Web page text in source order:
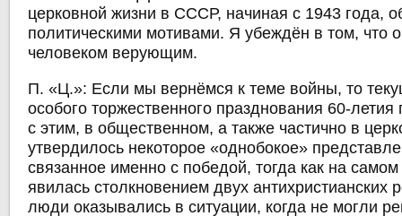
церковной жизни в СССР, начиная с 1943 года,
политическими мотивами. Я убеждён в том, что
человеком верующим.
П. «Ц.»: Если мы вернёмся к теме войны, то
особого торжественного празднования 60-
с этим, в общественном, а также частично в
утвердилось некоторое «однобокое»
связанное именно с победой, тогда как на
явилась столкновением двух антихристианских
люди оказывались в ситуации, когда не могли